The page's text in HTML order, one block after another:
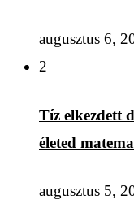
augusztus 6,
2
Tíz elkezdett
életed
augusztus 5,